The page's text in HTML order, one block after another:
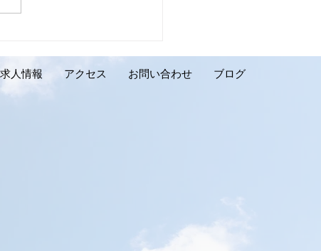
です。千歳市 K様邸】
求人情報 アクセス お問い合わせ ブログ